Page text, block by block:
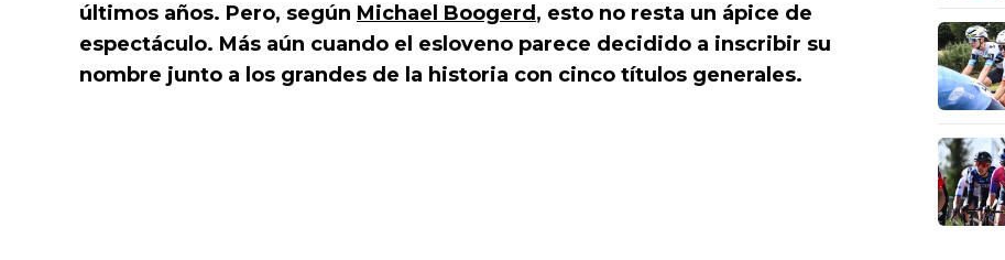
últimos años. Pero, según Michael Boogerd , esto no resta un ápice de
espectáculo. Más aún cuando el esloveno parece decidido a inscribir su
nombre junto a los grandes de la historia con cinco títulos generales.